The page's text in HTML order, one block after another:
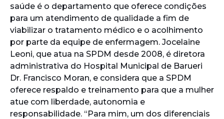
saúde é o departamento que oferece condições
para um atendimento de qualidade a fim de
viabilizar o tratamento médico e o acolhimento
por parte da equipe de enfermagem. Jocelaine
Leoni, que atua na SPDM desde 2008, é diretora
administrativa do Hospital Municipal de Barueri
Dr. Francisco Moran, e considera que a SPDM
oferece respaldo e treinamento para que a mulher
atue com liberdade, autonomia e
responsabilidade. “Para mim, um dos diferenciais